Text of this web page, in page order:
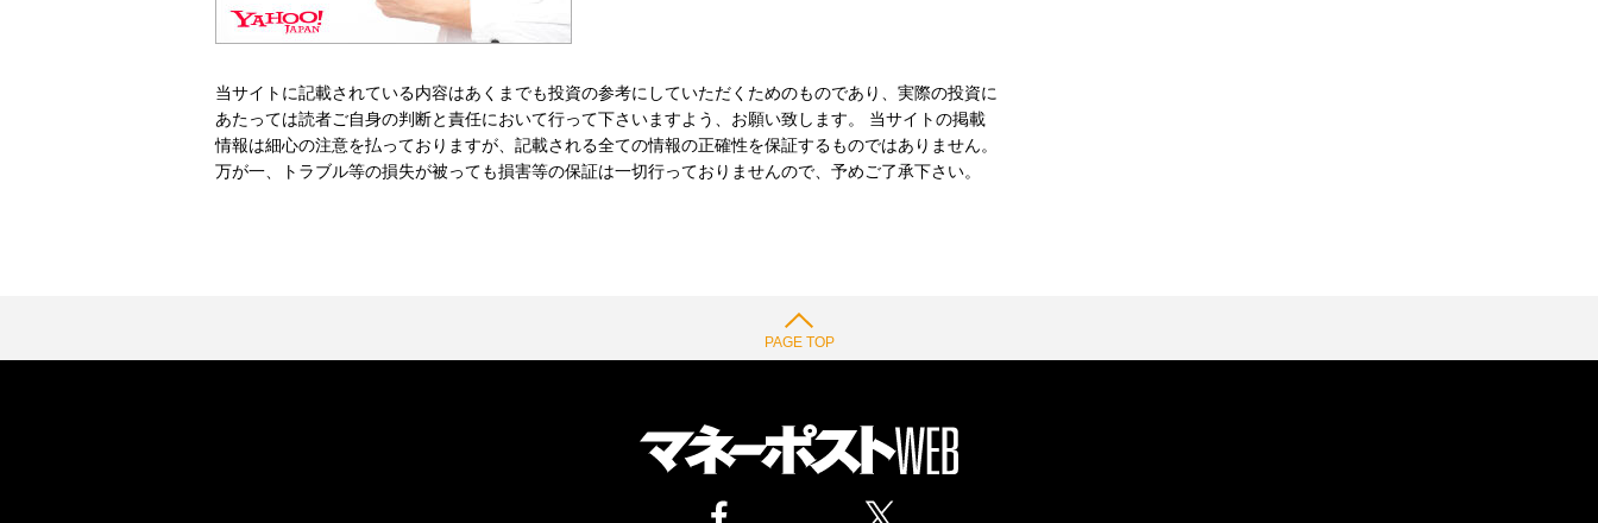
当サイトに記載されている内容はあくまでも投資の参考にしていただくためのものであり、実際の投資に
あたっては読者ご自身の判断と責任において行って下さいますよう、お願い致します。 当サイトの掲載
情報は細心の注意を払っておりますが、記載される全ての情報の正確性を保証するものではありません。
万が一、トラブル等の損失が被っても損害等の保証は一切行っておりませんので、予めご了承下さい。
PAGE TOP